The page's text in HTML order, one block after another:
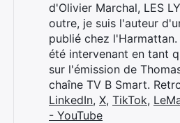
d'Olivier Marchal, LES
outre, je suis l'auteur
publié chez
été intervenant en tant
sur l'émission de
chaîne TV B Smart.
LinkedIn, X, TikTok,
- YouTube